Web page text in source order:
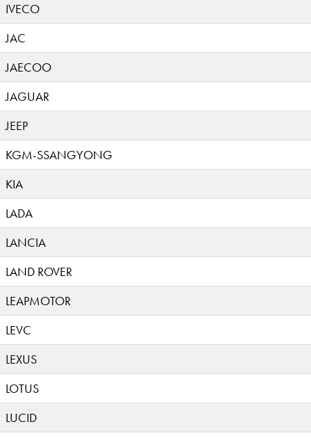
IVECO
JAC
JAECOO
JAGUAR
JEEP
KGM-SSANGYONG
KIA
LADA
LANCIA
LAND ROVER
LEAPMOTOR
LEVC
LEXUS
LOTUS
LUCID